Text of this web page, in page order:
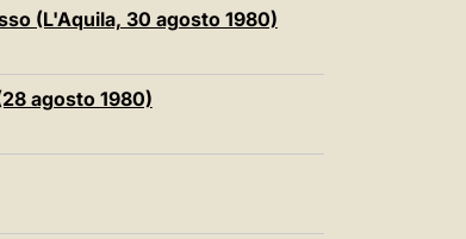
(L'Aquila, 30 agosto 1980)
agosto 1980)